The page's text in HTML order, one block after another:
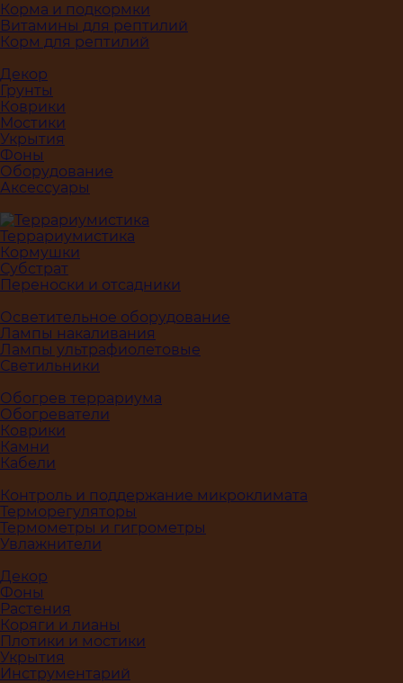
Корма и подкормки
Витамины для рептилий
Корм для рептилий
Декор
Грунты
Коврики
Мостики
Укрытия
Фоны
Оборудование
Аксессуары
Террариумистика
Кормушки
Субстрат
Переноски и отсадники
Осветительное оборудование
Лампы накаливания
Лампы ультрафиолетовые
Светильники
Обогрев террариума
Обогреватели
Коврики
Камни
Кабели
Контроль и поддержание микроклимата
Терморегуляторы
Термометры и гигрометры
Увлажнители
Декор
Фоны
Растения
Коряги и лианы
Плотики и мостики
Укрытия
Инструментарий